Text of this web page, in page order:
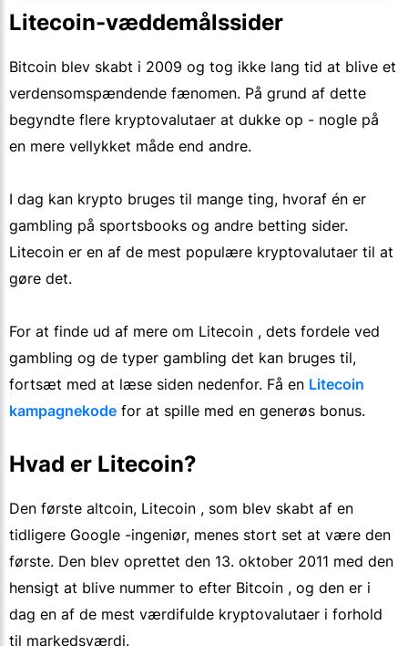
Litecoin-væddemålssider
Bitcoin blev skabt i 2009 og tog ikke lang tid at blive et
verdensomspændende fænomen. På grund af dette
begyndte flere kryptovalutaer at dukke op - nogle på
en mere vellykket måde end andre.
I dag kan krypto bruges til mange ting, hvoraf én er
gambling på sportsbooks og andre betting sider.
Litecoin er en af de mest populære kryptovalutaer til at
gøre det.
For at finde ud af mere om Litecoin , dets fordele ved
gambling og de typer gambling det kan bruges til,
fortsæt med at læse siden nedenfor. Få en Litecoin
kampagnekode for at spille med en generøs bonus.
Hvad er Litecoin?
Den første altcoin, Litecoin , som blev skabt af en
tidligere Google -ingeniør, menes stort set at være den
første. Den blev oprettet den 13. oktober 2011 med den
hensigt at blive nummer to efter Bitcoin , og den er i
dag en af de mest værdifulde kryptovalutaer i forhold
til markedsværdi.